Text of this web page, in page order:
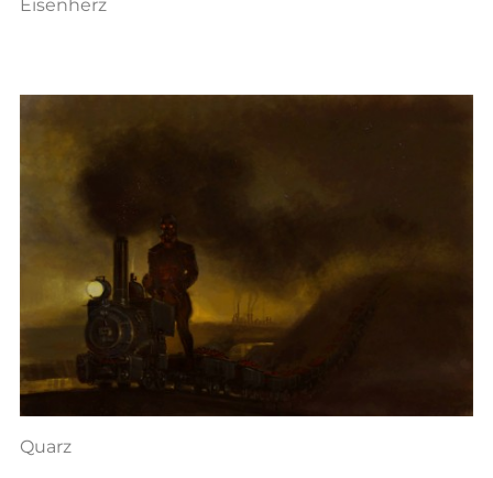
Eisenherz
Quarz